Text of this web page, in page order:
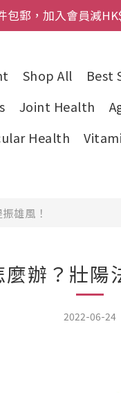
包郵，加入會員減
Shop All Best
Joint Health
Health
雄風！
辦？壯陽
2022-06-24